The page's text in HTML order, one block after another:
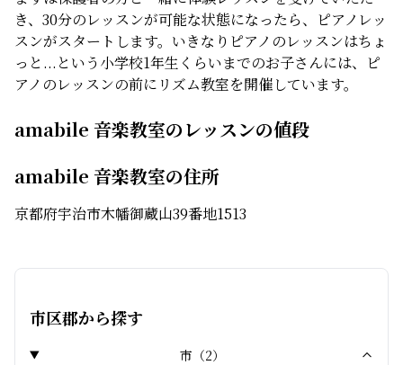
き、30分のレッスンが可能な状態になったら、ピアノレッ
スンがスタートします。いきなりピアノのレッスンはちょ
っと...という小学校1年生くらいまでのお子さんには、ピ
アノのレッスンの前にリズム教室を開催しています。
amabile 音楽教室のレッスンの値段
amabile 音楽教室の住所
京都府宇治市木幡御蔵山39番地1513
市区郡から探す
市 （2）